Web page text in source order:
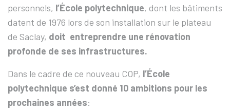
personnels, l’École polytechnique, dont les bâtiments
datent de 1976 lors de son installation sur le plateau
de Saclay, doit entreprendre une rénovation
profonde de ses infrastructures.
Dans le cadre de ce nouveau COP, l’École
polytechnique s’est donné 10 ambitions pour les
prochaines années: